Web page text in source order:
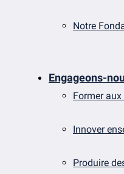
Notre
Engageons-
Former
Innover
Produire